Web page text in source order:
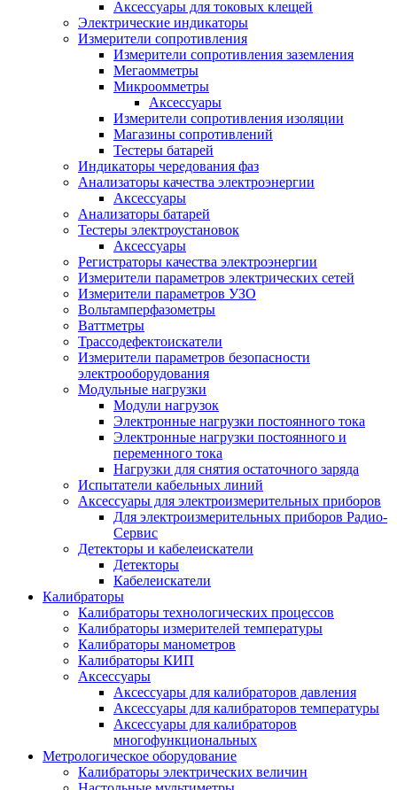
Аксессуары для токовых клещей
Электрические индикаторы
Измерители сопротивления
Измерители сопротивления заземления
Мегаомметры
Микроомметры
Аксессуары
Измерители сопротивления изоляции
Магазины сопротивлений
Тестеры батарей
Индикаторы чередования фаз
Анализаторы качества электроэнергии
Аксессуары
Анализаторы батарей
Тестеры электроустановок
Аксессуары
Регистраторы качества электроэнергии
Измерители параметров электрических сетей
Измерители параметров УЗО
Вольтамперфазометры
Ваттметры
Трассодефектоискатели
Измерители параметров безопасности
электрооборудования
Модульные нагрузки
Модули нагрузок
Электронные нагрузки постоянного тока
Электронные нагрузки постоянного и
переменного тока
Нагрузки для снятия остаточного заряда
Испытатели кабельных линий
Аксессуары для электроизмерительных приборов
Для электроизмерительных приборов Радио-
Сервис
Детекторы и кабелеискатели
Детекторы
Кабелеискатели
Калибраторы
Калибраторы технологических процессов
Калибраторы измерителей температуры
Калибраторы манометров
Калибраторы КИП
Аксессуары
Аксессуары для калибраторов давления
Аксессуары для калибраторов температуры
Аксессуары для калибраторов
многофункциональных
Метрологическое оборудование
Калибраторы электрических величин